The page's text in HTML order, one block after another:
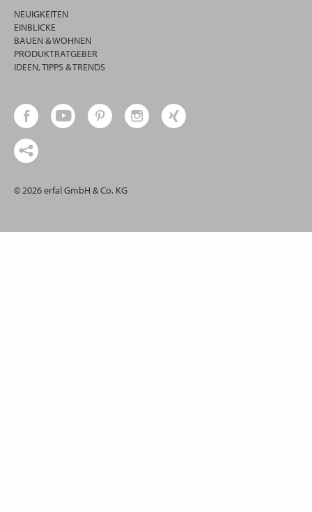
NEUIGKEITEN
EINBLICKE
BAUEN & WOHNEN
PRODUKTRATGEBER
IDEEN, TIPPS & TRENDS
© 2026 erfal GmbH & Co. KG